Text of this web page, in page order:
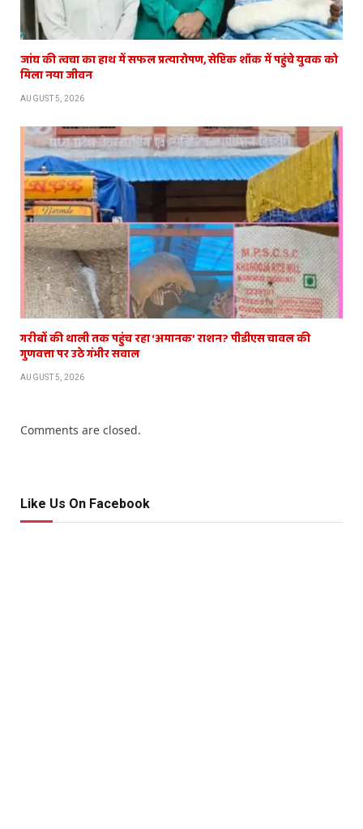
जांघ की त्वचा का हाथ में सफल प्रत्यारोपण, सेप्टिक शॉक में पहुंचे युवक को
मिला नया जीवन
AUGUST 5, 2026
गरीबों की थाली तक पहुंच रहा ‘अमानक’ राशन? पीडीएस चावल की
गुणवत्ता पर उठे गंभीर सवाल
AUGUST 5, 2026
Comments are closed.
Like Us On Facebook